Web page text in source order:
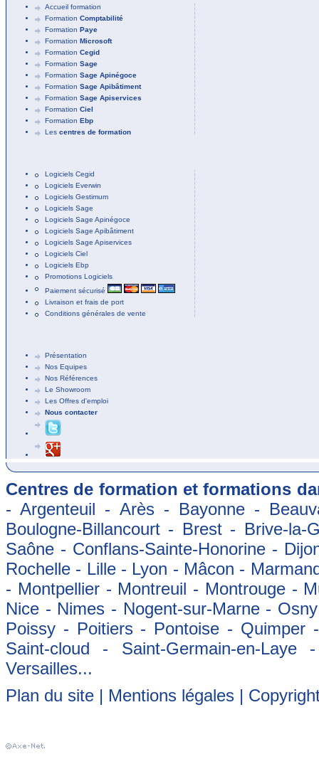
Accueil formation
Formation Comptabilité
Formation Paye
Formation Microsoft
Formation Cegid
Formation Sage
Formation Sage Apinégoce
Formation Sage Apibâtiment
Formation Sage Apiservices
Formation Ciel
Formation Ebp
Les centres de formation
Logiciels Cegid
Logiciels Everwin
Logiciels Gestimum
Logiciels Sage
Logiciels Sage Apinégoce
Logiciels Sage Apibâtiment
Logiciels Sage Apiservices
Logiciels Ciel
Logiciels Ebp
Promotions Logiciels
Paiement sécurisé
Livraison et frais de port
Conditions générales de vente
Présentation
Nos Equipes
Nos Références
Le Showroom
Les Offres d'emploi
Nous contacter
Centres de formation et formations
- Argenteuil - Arès - Bayonne -
Boulogne-Billancourt - Brest - Brive-
Saône - Conflans-Sainte-Honorine -
Rochelle - Lille - Lyon - Mâcon -
- Montpellier - Montreuil - Montrouge -
Nice - Nimes - Nogent-sur-Marne -
Poissy - Poitiers - Pontoise -
Saint-cloud - Saint-Germain-en-
Versailles...
Plan du site | Mentions légales |